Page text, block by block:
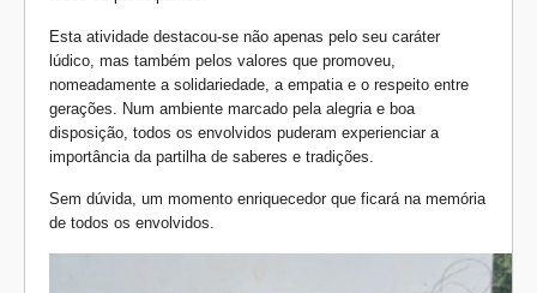
Esta atividade destacou-se não apenas pelo seu caráter
lúdico, mas também pelos valores que promoveu,
nomeadamente a solidariedade, a empatia e o respeito entre
gerações. Num ambiente marcado pela alegria e boa
disposição, todos os envolvidos puderam experienciar a
importância da partilha de saberes e tradições.
Sem dúvida, um momento enriquecedor que ficará na memória
de todos os envolvidos.